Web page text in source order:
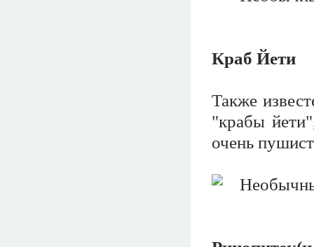
Краб Йети
Также
"крабы
очень